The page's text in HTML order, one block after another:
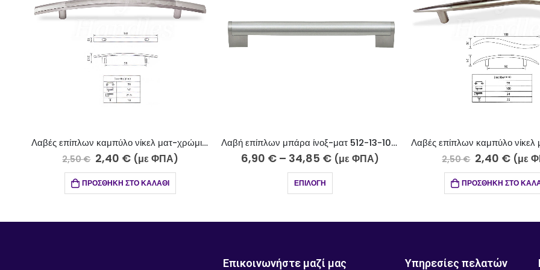
Λαβές επίπλων καμπύλο νίκελ ματ-χρώμιο 701-10-5/96
2,50€ 2,40 € (με ΦΠΑ)
ΠΡΟΣΘΉΚΗ ΣΤΟ ΚΑΛΆΘΙ
Λαβή επίπλων μπάρα ίνοξ-ματ 512-13-10 Φ14
6,90 € – 34,85 € (με ΦΠΑ)
ΕΠΙΛΟΓΉ
2,50€ 2,40 € (με
ΠΡΟΣΘΉΚΗ ΣΤΟ
Επικοινωνήστε μαζί μας Υπηρεσίες πελατών